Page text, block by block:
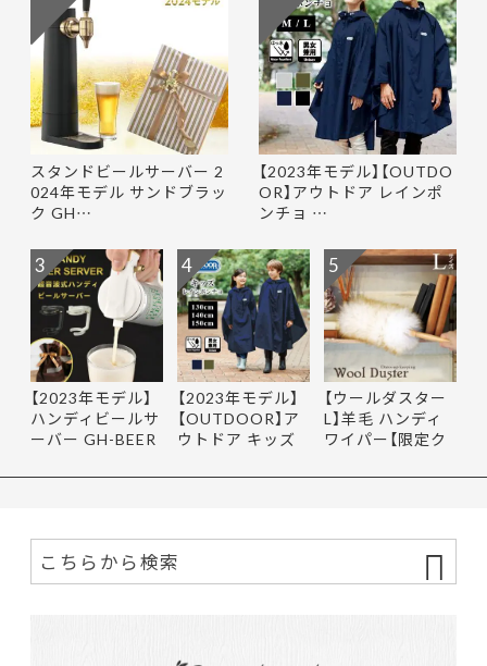
スタンドビールサーバー 2
024年モデル サンドブラッ
ク GH…
【2023年モデル】【OUTDO
OR】アウトドア レインポ
ンチョ …
【2023年モデル】
ハンディビールサ
ーバー GH-BEER
3
【2023年モデル】
【OUTDOOR】ア
ウトドア キッズ
4
【ウールダスター
L】羊毛 ハンディ
ワイパー【限定ク
5